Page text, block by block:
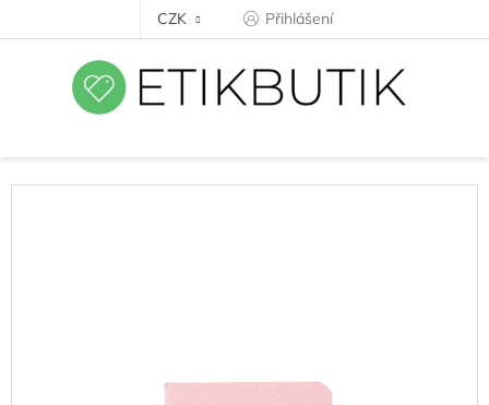
CZK Přihlášení